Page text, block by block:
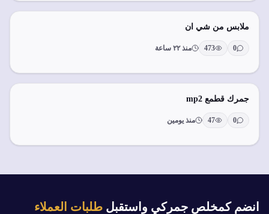
ملابس من شي ان
0
473 منذ ٢٢ ساعة
جمرك قطمع mp2
0
47 منذ يومين
انضم كمخلص جمركي واستقبل طلبات العملاء